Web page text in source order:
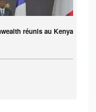
réunis au Kenya